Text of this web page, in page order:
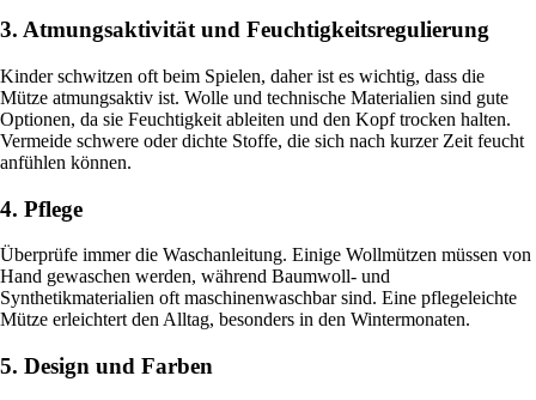
3. Atmungsaktivität und Feuchtigkeitsregulierung
Kinder schwitzen oft beim Spielen, daher ist es wichtig, dass die
Mütze atmungsaktiv ist. Wolle und technische Materialien sind gute
Optionen, da sie Feuchtigkeit ableiten und den Kopf trocken halten.
Vermeide schwere oder dichte Stoffe, die sich nach kurzer Zeit feucht
anfühlen können.
4. Pflege
Überprüfe immer die Waschanleitung. Einige Wollmützen müssen von
Hand gewaschen werden, während Baumwoll- und
Synthetikmaterialien oft maschinenwaschbar sind. Eine pflegeleichte
Mütze erleichtert den Alltag, besonders in den Wintermonaten.
5. Design und Farben